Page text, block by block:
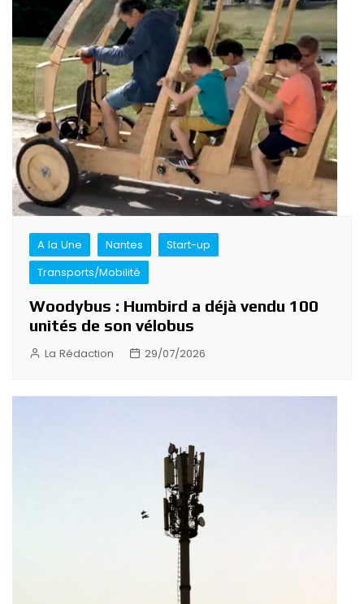
A la Une Nantes
Start-up
Transports/Mobilité
Woodybus : Humbird a déjà vendu 100
unités de son vélobus
La Rédaction 29/07/2026